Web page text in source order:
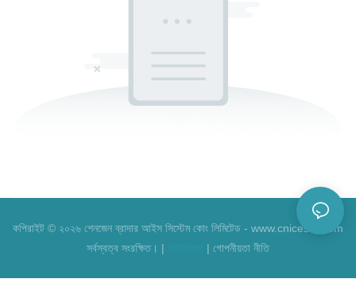
কপিরাইট © ২০২৬ শেনজেন ব্রাদার আইস সিস্টেম কোং লিমিটেড - www.cnicesta.com
সর্বস্বত্ব সংরক্ষিত। |
| গোপনীয়তা নীতি